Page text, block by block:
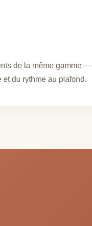
de la même gamme —
du rythme au plafond.